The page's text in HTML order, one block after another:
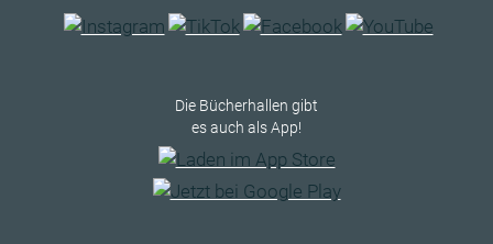
Die Bücherhallen gibt
es auch als App!